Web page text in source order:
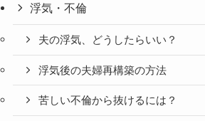
浮気・不倫
夫の浮気、どうしたらいい？
浮気後の夫婦再構築の方法
苦しい不倫から抜けるには？